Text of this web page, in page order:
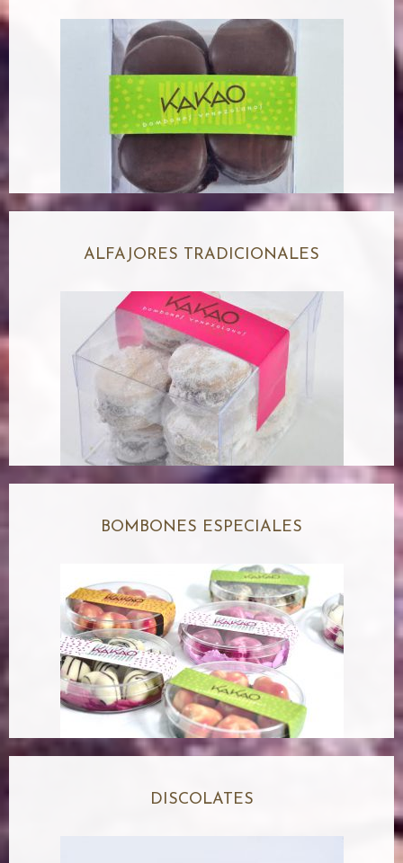
ALFAJORES TRADICIONALES
BOMBONES ESPECIALES
DISCOLATES